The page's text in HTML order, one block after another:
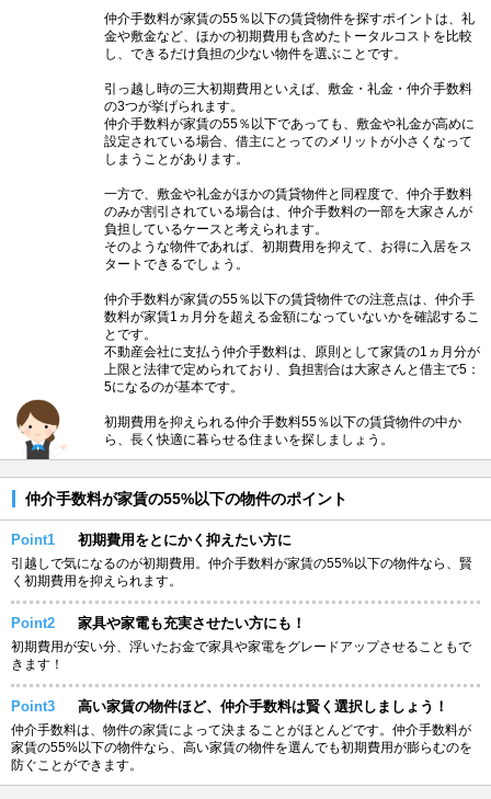
仲介手数料が家賃の55％以下の賃貸物件を探すポイントは、礼
金や敷金など、ほかの初期費用も含めたトータルコストを比較
し、できるだけ負担の少ない物件を選ぶことです。
引っ越し時の三大初期費用といえば、敷金・礼金・仲介手数料
の3つが挙げられます。
仲介手数料が家賃の55％以下であっても、敷金や礼金が高めに
設定されている場合、借主にとってのメリットが小さくなって
しまうことがあります。
一方で、敷金や礼金がほかの賃貸物件と同程度で、仲介手数料
のみが割引されている場合は、仲介手数料の一部を大家さんが
負担しているケースと考えられます。
そのような物件であれば、初期費用を抑えて、お得に入居をス
タートできるでしょう。
仲介手数料が家賃の55％以下の賃貸物件での注意点は、仲介手
数料が家賃1ヵ月分を超える金額になっていないかを確認するこ
とです。
不動産会社に支払う仲介手数料は、原則として家賃の1ヵ月分が
上限と法律で定められており、負担割合は大家さんと借主で5：
5になるのが基本です。
初期費用を抑えられる仲介手数料55％以下の賃貸物件の中か
ら、長く快適に暮らせる住まいを探しましょう。
仲介手数料が家賃の55%以下の物件のポイント
Point1 初期費用をとにかく抑えたい方に
引越しで気になるのが初期費用。仲介手数料が家賃の55%以下の物件なら、賢
く初期費用を抑えられます。
Point2 家具や家電も充実させたい方にも！
初期費用が安い分、浮いたお金で家具や家電をグレードアップさせることもで
きます！
Point3 高い家賃の物件ほど、仲介手数料は賢く選択しましょう！
仲介手数料は、物件の家賃によって決まることがほとんどです。仲介手数料が
家賃の55%以下の物件なら、高い家賃の物件を選んでも初期費用が膨らむのを
防ぐことができます。